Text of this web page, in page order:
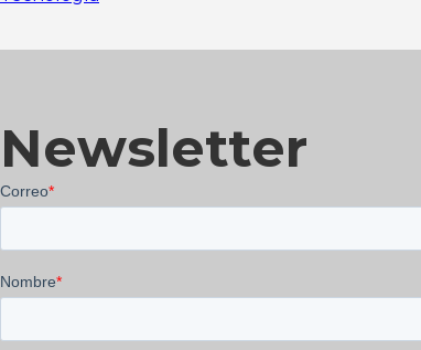
Newsletter